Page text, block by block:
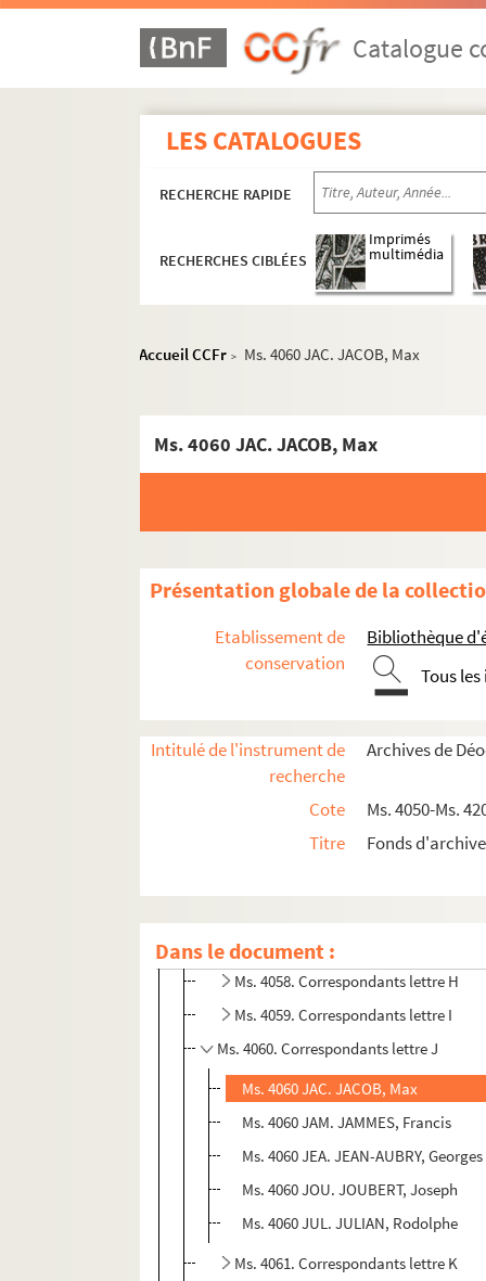
Catalogue
LES CATALOGUES
RECHERCHE RAPIDE
RECHERCHES CIBLÉES
Imprimés
multimédia
Accueil CCFr > Ms. 4060 JAC. JACOB, Max
Ms. 4060 JAC. JACOB, Max
Présentation globale de la
Etablissement de
conservation
Bibliothèque
Tous
Intitulé de l'instrument de
recherche
Archives de
Cote
Ms. 4050-Ms.
Titre
Fonds
Dans le document :
Ms. 4050 - Ms. 4094. Correspondance
Ms. 4050 - Ms. 4071. Correspondance
Ms. 4051. Correspondants lettre A
Ms. 4052. Correspondants lettre B
Ms. 4053. Correspondants lettre C
Ms. 4054. Correspondants lettre D
Ms. 4057. Correspondants lettre G
Ms. 4058. Correspondants lettre H
Ms. 4059. Correspondants lettre I
Ms. 4060. Correspondants lettre J
Ms. 4060 JAC. JACOB, Max
Ms. 4060 JAM. JAMMES, Francis
Ms. 4060 JEA. JEAN-AUBRY, Georges
Ms. 4060 JOU. JOUBERT, Joseph
Ms. 4060 JUL. JULIAN, Rodolphe
Ms. 4061. Correspondants lettre K